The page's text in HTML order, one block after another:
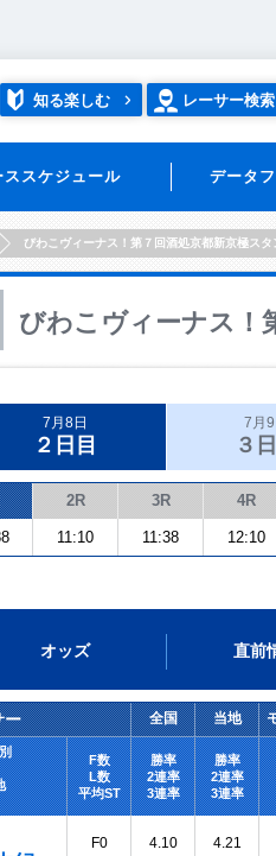
知る楽しむ レーサー検索
ススケジュール データ
びわこヴィーナス！第７回酒処京都新京極スタ
びわこヴィーナス！
7月8日
２日目
7月9
３
2R 3R 4R
11:10 11:38 12:10
オッズ 直前
ー 全国 当地
F数
L数
平均ST
勝率
2連率
3連率
勝率
2連率
3連率
F0
4.10
4.21